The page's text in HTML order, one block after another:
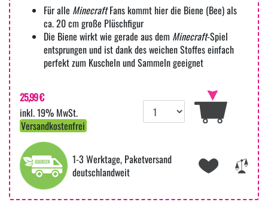
Für alle MinecraftFans kommt hier die Biene (Bee) als
ca. 20 cm große Plüschfigur
Die Biene wirkt wie gerade aus dem Minecraft-Spiel
entsprungen und ist dank des weichen Stoffes einfach
perfekt zum Kuscheln und Sammeln geeignet
25,99 €
inkl. 19% MwSt.
Versandkostenfrei
1-3 Werktage, Paketversand
deutschlandweit